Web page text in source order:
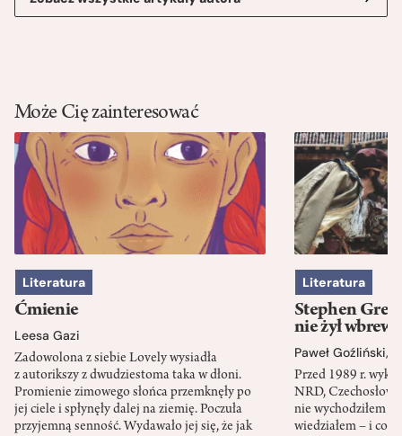
Może Cię zainteresować
Literatura
Ćmienie
Leesa Gazi
Zadowolona z siebie Lovely wysiadła
z autorikszy z dwudziestoma taka w dłoni.
Promienie zimowego słońca przemknęły po
jej ciele i spłynęły dalej na ziemię. Poczuła
przyjemną senność. Wydawało jej się, że jak
Literatura
Stephen
nie żył wbrew
Paweł Goźliński,
Przed 1989 r.
NRD,
nie wychodziłem
wiedziałem – i co